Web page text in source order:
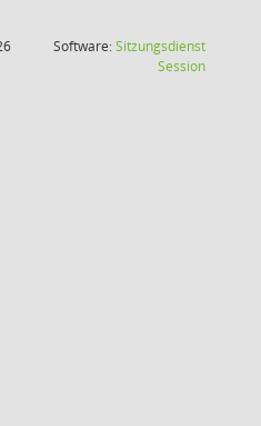
Software:Sitzungsdienst
Session(Wird in